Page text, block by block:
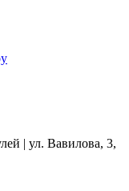
| ул. Вавилова, 3,